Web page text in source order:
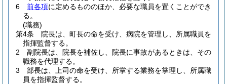
6
前各項に定めるもののほか、必要な職員を置くことができ
る。
(職務)
第4条
院長は、町長の命を受け、病院を管理し、所属職員を
指揮監督する。
2
副院長は、院長を補佐し、院長に事故があるときは、その
職務を代理する。
3
部長は、上司の命を受け、所掌する業務を掌理し、所属職
員を指揮監督する。